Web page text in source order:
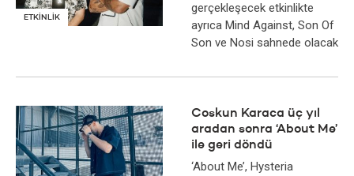
ETKİNLİK
gerçekleşecek etkinlikte
ayrıca Mind Against, Son Of
Son ve Nosi sahnede olacak
Coskun Karaca üç yıl
aradan sonra ‘About Me’
ile geri döndü
‘About Me’, Hysteria